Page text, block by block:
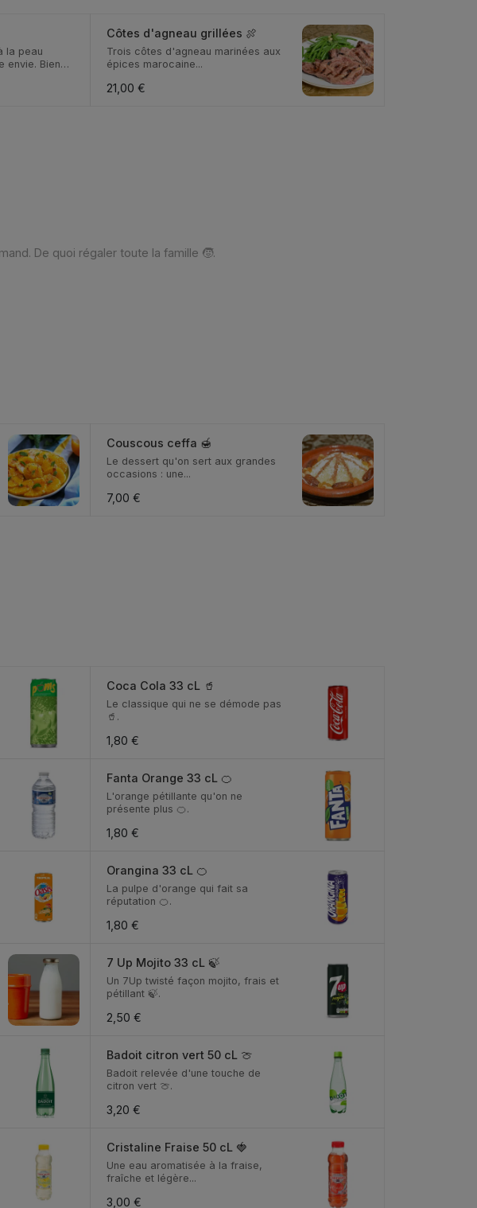
la peau
envie. Bien
Côtes d'agneau grillées 🍖
Trois côtes d'agneau marinées aux
épices marocaine...
21,00 €
De quoi régaler toute la famille 🧒.
Couscous ceffa 🍯
Le dessert qu'on sert aux grandes
occasions : une...
7,00 €
Coca Cola 33 cL 🥤
Le classique qui ne se démode pas
🥤.
1,80 €
Fanta Orange 33 cL 🍊
L'orange pétillante qu'on ne
présente plus 🍊.
1,80 €
Orangina 33 cL 🍊
La pulpe d'orange qui fait sa
réputation 🍊.
1,80 €
7 Up Mojito 33 cL 🍃
Un 7Up twisté façon mojito, frais et
pétillant 🍃.
2,50 €
Badoit citron vert 50 cL 🍈
Badoit relevée d'une touche de
citron vert 🍈.
3,20 €
Cristaline Fraise 50 cL 🍓
Une eau aromatisée à la fraise,
fraîche et légère...
3,00 €